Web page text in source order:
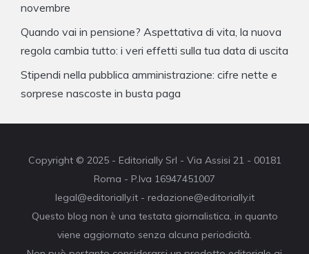
novembre
Quando vai in pensione? Aspettativa di vita, la nuova
regola cambia tutto: i veri effetti sulla tua data di uscita
Stipendi nella pubblica amministrazione: cifre nette e
sorprese nascoste in busta paga
Copyright © 2025 - Editorially Srl - Via Assisi 21 - 00181
Roma - P.Iva 16947451007
legal@editorially.it - redazione@editorially.it
Questo blog non è una testata giornalistica, in quanto
viene aggiornato senza alcuna periodicità.